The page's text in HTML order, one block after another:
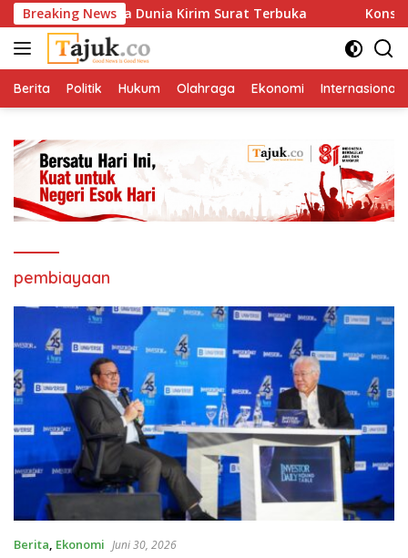
Langsung
ke
konten
Breaking News
Sepakbola Dunia Kirim Surat Terbuka
Berita Politik Hukum Olahraga Ekonomi Internasional
pembiayaan
Berita, Ekonomi Juni 30, 2026